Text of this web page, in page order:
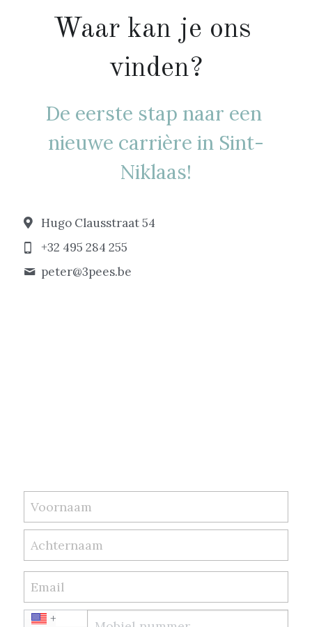
Waar kan je ons
vinden?
De eerste stap naar een
nieuwe carrière in Sint-
Niklaas!
Hugo Clausstraat 54
+32 495 284 255
peter@3pees.be
Voornaam
Achternaam
Email
+1